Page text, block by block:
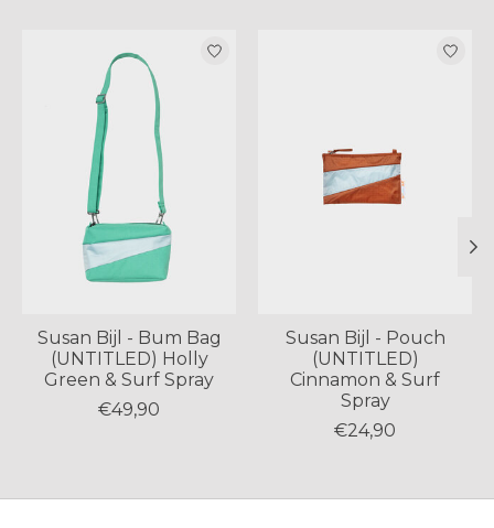
Items van productcarrousel
Susan Bijl - Bum Bag
(UNTITLED) Holly
Green & Surf Spray
€49,90
Susan Bijl - Pouch
(UNTITLED)
Cinnamon & Surf
Spray
€24,90